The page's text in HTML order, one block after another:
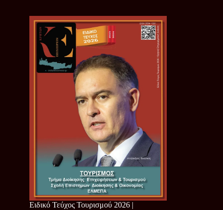
Ειδικό Τεύχος Τουρισμού 2026 |